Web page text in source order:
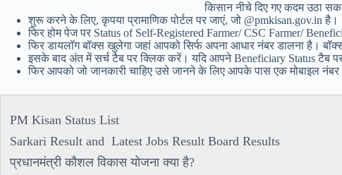
किसान नीचे दिए गए कदम उठा
शुरू करने के लिए, कृपया प्रामाणिक पोर्टल पर जाएं, जो @pmkisan.gov.in है।
फिर होम पेज पर Status of Self-Registered Farmer/ CSC Farmer/
फिर डायलॉग बॉक्स खुलेगा जहां आपको सिर्फ अपना आधार नंबर डालना है।
इसके बाद अंत में सर्च टैब पर क्लिक करें। यदि आपने Beneficiary Status टैब
फिर आपको जो जानकारी चाहिए उसे जानने के लिए आपके पास एक मोबाइल
PM Kisan Status List
Sarkari Result and Latest Jobs Result Board Results
प्रधानमंत्री कौशल विकास योजना क्या है?